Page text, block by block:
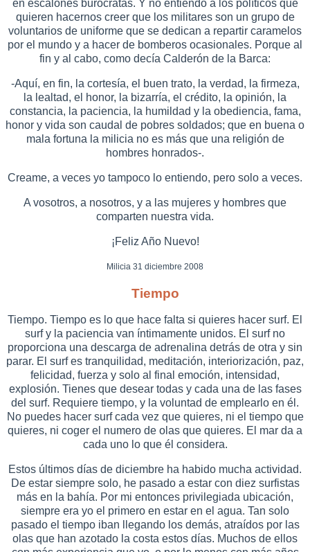
en escalones burócratas. Y no entiendo a los políticos que
quieren hacernos creer que los militares son un grupo de
voluntarios de uniforme que se dedican a repartir caramelos
por el mundo y a hacer de bomberos ocasionales. Porque al
fin y al cabo, como decía Calderón de la Barca:
-Aquí, en fin, la cortesía, el buen trato, la verdad, la firmeza,
la lealtad, el honor, la bizarría, el crédito, la opinión, la
constancia, la paciencia, la humildad y la obediencia, fama,
honor y vida son caudal de pobres soldados; que en buena o
mala fortuna la milicia no es más que una religión de
hombres honrados-.
Creame, a veces yo tampoco lo entiendo, pero solo a veces.
A vosotros, a nosotros, y a las mujeres y hombres que
comparten nuestra vida.
¡Feliz Año Nuevo!
Milicia 31 diciembre 2008
Tiempo
Tiempo. Tiempo es lo que hace falta si quieres hacer surf. El
surf y la paciencia van íntimamente unidos. El surf no
proporciona una descarga de adrenalina detrás de otra y sin
parar. El surf es tranquilidad, meditación, interiorización, paz,
felicidad, fuerza y solo al final emoción, intensidad,
explosión. Tienes que desear todas y cada una de las fases
del surf. Requiere tiempo, y la voluntad de emplearlo en él.
No puedes hacer surf cada vez que quieres, ni el tiempo que
quieres, ni coger el numero de olas que quieres. El mar da a
cada uno lo que él considera.
Estos últimos días de diciembre ha habido mucha actividad.
De estar siempre solo, he pasado a estar con diez surfistas
más en la bahía. Por mi entonces privilegiada ubicación,
siempre era yo el primero en estar en el agua. Tan solo
pasado el tiempo iban llegando los demás, atraídos por las
olas que han azotado la costa estos días. Muchos de ellos